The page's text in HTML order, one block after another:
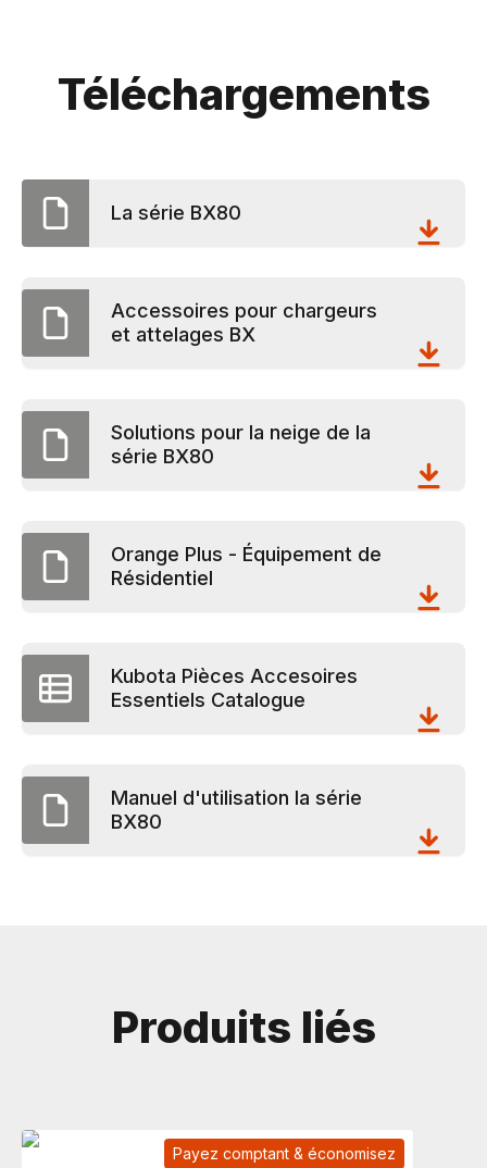
Téléchargements
La série BX80
Accessoires pour chargeurs
et attelages BX
Solutions pour la neige de la
série BX80
Orange Plus - Équipement de
Résidentiel
Kubota Pièces Accesoires
Essentiels Catalogue
Manuel d'utilisation la série
BX80
Produits liés
Payez comptant & économisez